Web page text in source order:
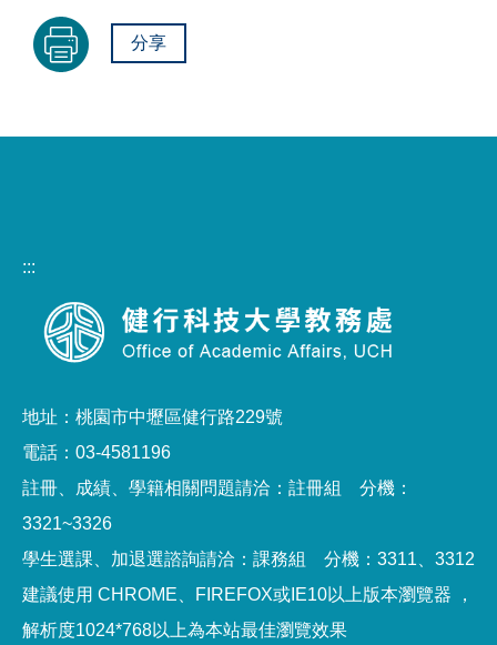
分享
:::
地址：桃園市中壢區健行路229號
電話：03-4581196
註冊、成績、學籍相關問題請洽：註冊組 分機：
3321~3326
學生選課、加退選諮詢請洽：課務組 分機：3311、3312
建議使用 CHROME、FIREFOX或IE10以上版本瀏覽器 ，
解析度1024*768以上為本站最佳瀏覽效果